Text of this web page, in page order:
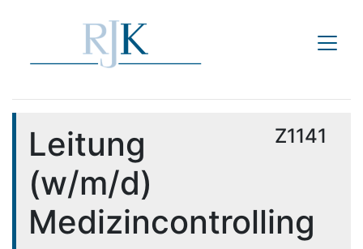
Z1141
Leitung
(w/m/d)
Medizincontrolling